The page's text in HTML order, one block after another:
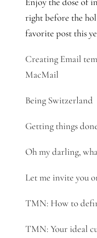
right before the
favorite post this
Creating Email
MacMail
Being Switzerland
Getting things
Oh my darling,
Let me invite you
TMN: How to
TMN: Your ideal